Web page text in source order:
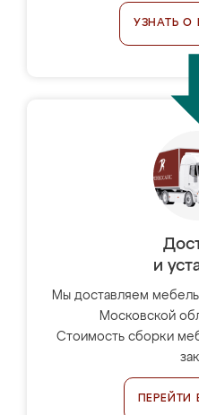
УЗНАТЬ О
и
Мы доставляем
Московской
Стоимость сборки
ПЕРЕЙТИ